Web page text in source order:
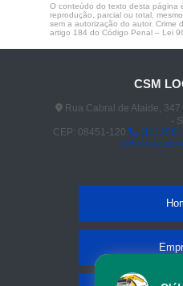
O conteúdo do texto desta página
reprodução, parcial ou total,
sem a autorização do autor. Crime
artigo 184 do Código Penal – Lei
CSM
Rua Cabral de Ataide, 347
-
CEP: 08451-120
(11)